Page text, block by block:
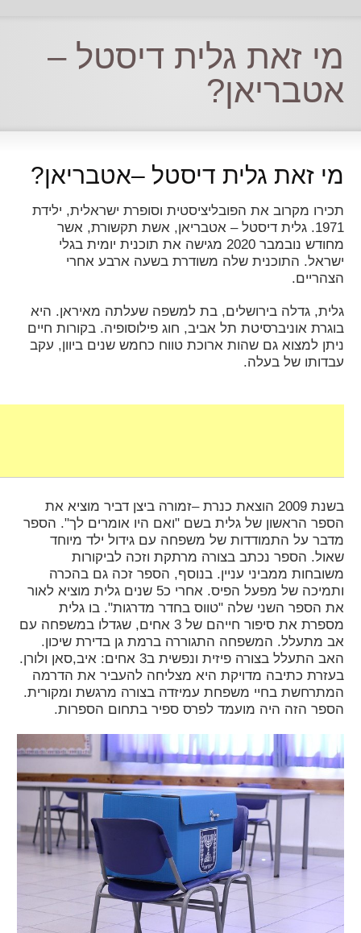
מי זאת גלית דיסטל –
אטבריאן?
מי זאת גלית דיסטל –אטבריאן?
תכירו מקרוב את הפובליציסטית וסופרת ישראלית, ילידת
1971. גלית דיסטל – אטבריאן, אשת תקשורת, אשר
מחודש נובמבר 2020 מגישה את תוכנית יומית בגלי
ישראל. התוכנית שלה משודרת בשעה ארבע אחרי
הצהריים.
גלית, גדלה בירושלים, בת למשפה שעלתה מאיראן. היא
בוגרת אוניברסיטת תל אביב, חוג פילוסופיה. בקורות חיים
ניתן למצוא גם שהות ארוכת טווח כחמש שנים ביוון, עקב
עבדותו של בעלה.
בשנת 2009 הוצאת כנרת –זמורה ביצן דביר מוציא את
הספר הראשון של גלית בשם "ואם היו אומרים לך". הספר
מדבר על התמודדות של משפחה עם גידול ילד מיוחד
שאול. הספר נכתב בצורה מרתקת וזכה לביקורות
משובחות ממביני עניין. בנוסף, הספר זכה גם בהכרה
ותמיכה של מפעל הפיס. אחרי כ5 שנים גלית מוציא לאור
את הספר השני שלה "טווס בחדר מדרגות". בו גלית
מספרת את סיפור חייהם של 3 אחים, שגדלו במשפחה עם
אב מתעלל. המשפחה התגוררה ברמת גן בדירת שיכון.
האב התעלל בצורה פיזית ונפשית ב3 אחים: איב,סאן ולורן.
בעזרת כתיבה מדויקת היא מצליחה להעביר את הדרמה
המתרחשת בחיי משפחת עמיזדה בצורה מרגשת ומקורית.
הספר הזה היה מועמד לפרס ספיר בתחום הספרות.